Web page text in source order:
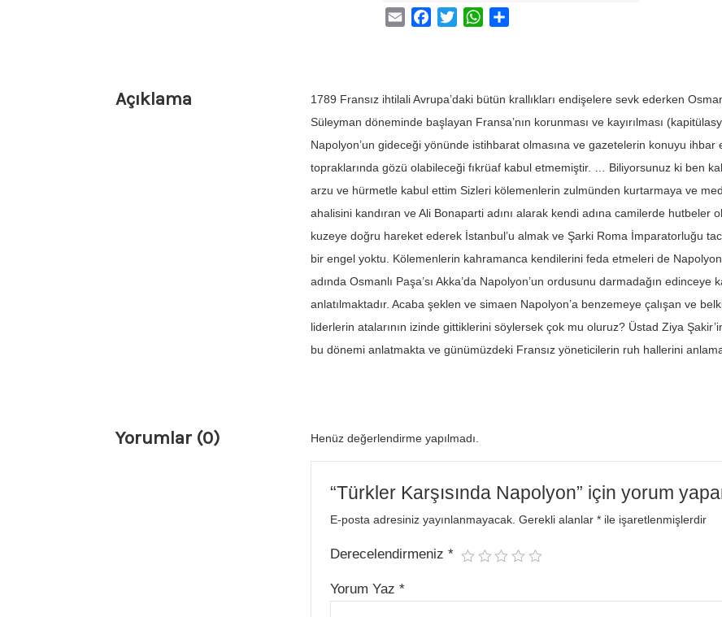
Email FacebookTwitterWhatsApp
Açıklama
1789 Fransız ihtilali Avrupa’daki bütün krallıkları endişelere sevk ederken
Süleyman döneminde başlayan Fransa’nın korunması ve kayırılması
Napolyon’un gideceği yönünde istihbarat olmasına ve gazetelerin konuyu ihbar
topraklarında gözü olabileceği fıkrüaf kabul etmemiştir. … Biliyorsunuz ki ben
arzu ve hürmetle kabul ettim Sizleri kölemenlerin zulmünden kurtarmaya ve
ahalisini kandıran ve Ali Bonaparti adını alarak kendi adına camilerde hutbeler
kuzeye doğru hareket ederek İstanbul’u almak ve Şarki Roma İmparatorluğu
bir engel yoktu. Kölemenlerin kahramanca kendilerini feda etmeleri de
adında Osmanlı Paşa’sı Akka’da Napolyon’un ordusunu darmadağın
anlatılmaktadır. Acaba şeklen ve simaen Napolyon’a benzemeye çalışan ve
liderlerin atalarının izinde gittiklerini söylersek çok mu oluruz? Üstad Ziya
bu dönemi anlatmakta ve günümüzdeki Fransız yöneticilerin ruh hallerini
Yorumlar (0) Henüz değerlendirme yapılmadı.
“Türkler Karşısında Napolyon” için yorum
E-posta adresiniz yayınlanmayacak. Gerekli alanlar* ile işaretlenmişlerdir
Derecelendirmeniz*
Yorum Yaz*